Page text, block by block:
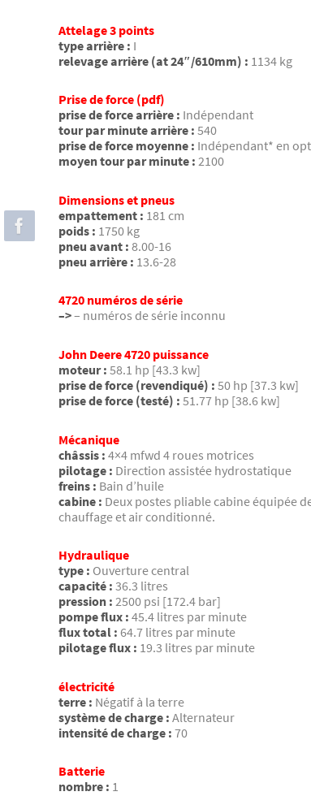
Attelage 3 points
type arrière : I
relevage arrière (at 24″/610mm) : 1134 kg
Prise de force (pdf)
prise de force arrière : Indépendant
tour par minute arrière : 540
prise de force moyenne : Indépendant* en
moyen tour par minute : 2100
Dimensions et pneus
empattement : 181 cm
poids : 1750 kg
pneu avant : 8.00-16
pneu arrière : 13.6-28
4720 numéros de série
–>– numéros de série inconnu
John Deere 4720 puissance
moteur : 58.1 hp [43.3 kw]
prise de force (revendiqué) : 50 hp [37.3 kw]
prise de force (testé) : 51.77 hp [38.6 kw]
Mécanique
châssis : 4×4 mfwd 4 roues motrices
pilotage : Direction assistée hydrostatique
freins : Bain d’huile
cabine : Deux postes pliable cabine équipée
chauffage et air conditionné.
Hydraulique
type : Ouverture central
capacité : 36.3 litres
pression : 2500 psi [172.4 bar]
pompe flux : 45.4 litres par minute
flux total : 64.7 litres par minute
pilotage flux : 19.3 litres par minute
électricité
terre : Négatif à la terre
système de charge : Alternateur
intensité de charge : 70
Batterie
nombre : 1